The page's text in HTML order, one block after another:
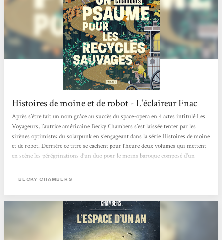
Histoires de moine et de robot - L'éclaireur Fnac
Après s’être fait un nom grâce au succès du space-opera en 4 actes intitulé Les
Voyageurs, l’autrice américaine Becky Chambers s’est laissée tenter par les
sirènes optimistes du solarpunk en s’engageant dans la série Histoires de moine
et de robot. Derrière ce titre se cachent pour l’heure deux volumes qui mettent
en scène les pérégrinations d’un duo pour le moins baroque composé d’un
technologie et la nature coexistent enfin pacifiquement. Après...
BECKY CHAMBERS